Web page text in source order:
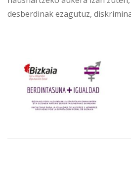
desberdinak ezagutuz,